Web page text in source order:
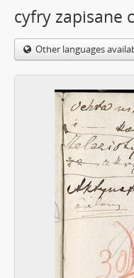
cyfry zapisane
Other languages